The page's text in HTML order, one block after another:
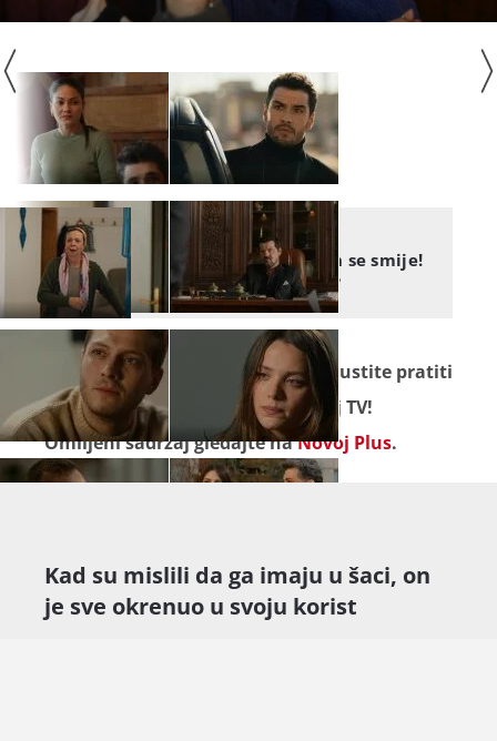
POD ISTIM NEBOM
Pod istim nebom: Napokon se smije!
Što ju je toliko razveselilo?
Seriju "Pod istim nebom" ne propustite pratiti
od ponedjeljka do petka na Novoj TV!
Omiljeni sadržaj gledajte naNovoj Plus.
Kad su mislili da ga imaju u šaci, on
je sve okrenuo u svoju korist